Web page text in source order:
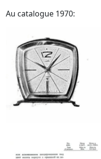
Au catalogue 1970: